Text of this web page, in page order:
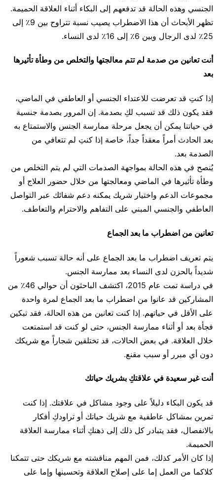
الجنسي وهذه الحالة قد تدفعهم إلى البكاء أثناء العلاقة الحميمة.
تظهر الأبحاث أن هذا الاضطراب يصيب نسبة تتراوح بين 9٪ إلى
25٪ لدى الرجال وبين 6٪ إلى 16٪ لدى النساء.
أنت تعانين من صدمة لم تتم معالجتها والتخلص من وطأة تأثيرها
بعد
إذا كنتِ قد تعرضت للاعتداء الجنسي أو العاطفي في الماضي،
فقد يكون ذلك قد تسبب لكِ بصدمة. إن المرور بصدمة جنسية
في حياتنا يمكن أن يجعل مرحلة ممارسة الجنس والاستمتاع به
بعد الحادث أمراً معقداً جداً، خاصة إذا كنتِ لم تتعافي من
الصدمة بعد.
يُنصح في هذه الحالة بمواجهة الصدمات التي لم يتم التخلص من
وطأة تأثيرها في الماضي ومعالجتها من خلال حضور العلاج أو
مجموعات الدعم واختيار شريك يمكنه دعم شفائك عبر التواصل
العاطفي والجنسي المبني على التفاهم والاحترام والتعاطف.
تعانين من اضطراب ما بعد الجماع
يتم تعريف اضطراب ما بعد الجماع على أنه حالة تسبب شعوراً
شديداً بالحزن لدى النساء بعد ممارسة الجنس.
في دراسة تمت عام 2015، اكتشف الباحثون أن حوالي 46٪ من
المشاركين قد عانوا من اضطراب ما بعد الجماع لمرة واحدة
على الأقل في حياتهم. إذا كنت تعانين من هذه الحالة، فقد تبكين
فجأة بعد أو أثناء ممارسة الجنس، حتى لو كنت قد استمتعت
خلال العلاقة. في بعض الحالات، قد تختلقين شجاراً مع شريكك
دون أي مبرر أو سبب مقنع.
أنت غير سعيدة في علاقتكِ بشريك حياتك
قد يكون البكاء دليلاً على وجود مشاكل في علاقتك. إذا كنت
تمرين بمشاكل عاطفية مع شريك حياتك أو تراودكِ أفكار
بالانفصال، فقد يتبادر كل ذلك إلى ذهنكِ أثناء ممارسة العلاقة
الحميمة.
إذا كان الأمر كذلك، فمن المهم مناقشته مع شريكك حتى تتمكنا
كلاكما من العمل إما على إصلاح العلاقة وتحسينها وإما على